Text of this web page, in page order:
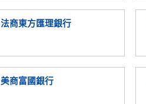
法商東方匯理銀行
美商富國銀行